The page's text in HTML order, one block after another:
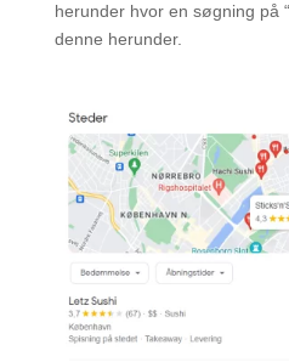
herunder hvor en søgning på “
denne herunder.